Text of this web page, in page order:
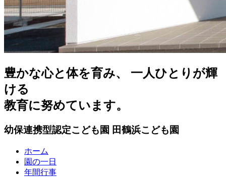
豊かな心と体を育み、 一人ひとりが輝
ける
教育に努めています。
幼保連携型認定こども園 田鶴浜こども園
ホーム
園の一日
年間行事